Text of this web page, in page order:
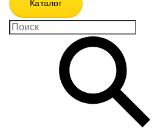
Каталог